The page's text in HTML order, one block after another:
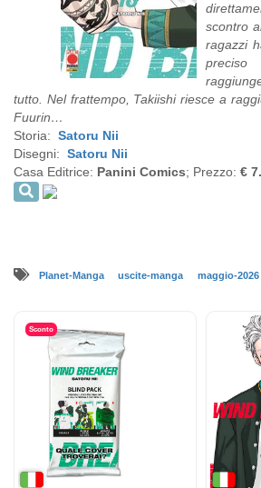
scontro
ragazzi
tutto. Nel frattempo, Takiishi riesce a
Fuurin…
Storia: Satoru Nii
Disegni: Satoru Nii
Casa Editrice: Panini Comics; Prezzo: €
Planet-Manga uscite-manga maggio-2026
Sconto